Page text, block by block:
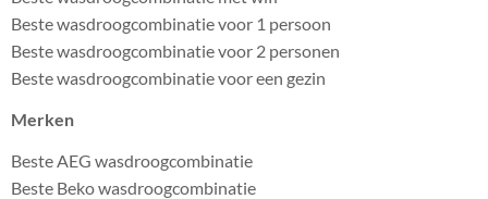
Beste wasdroogcombinatie voor 1 persoon
Beste wasdroogcombinatie voor 2 personen
Beste wasdroogcombinatie voor een gezin
Merken
Beste AEG wasdroogcombinatie
Beste Beko wasdroogcombinatie